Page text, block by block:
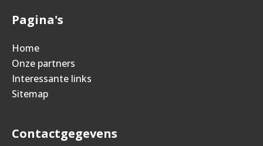
Pagina's
Home
Onze partners
Interessante links
Sitemap
Contactgegevens